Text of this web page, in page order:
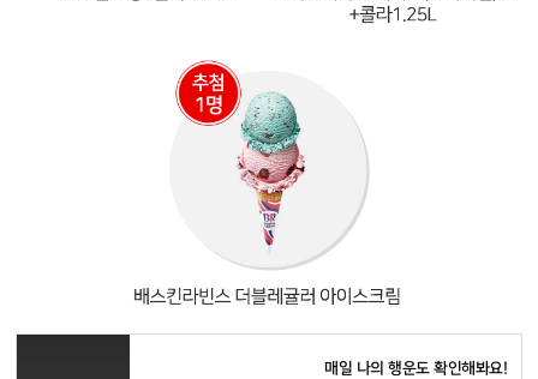
매일 나의 행운도 확인해봐요!